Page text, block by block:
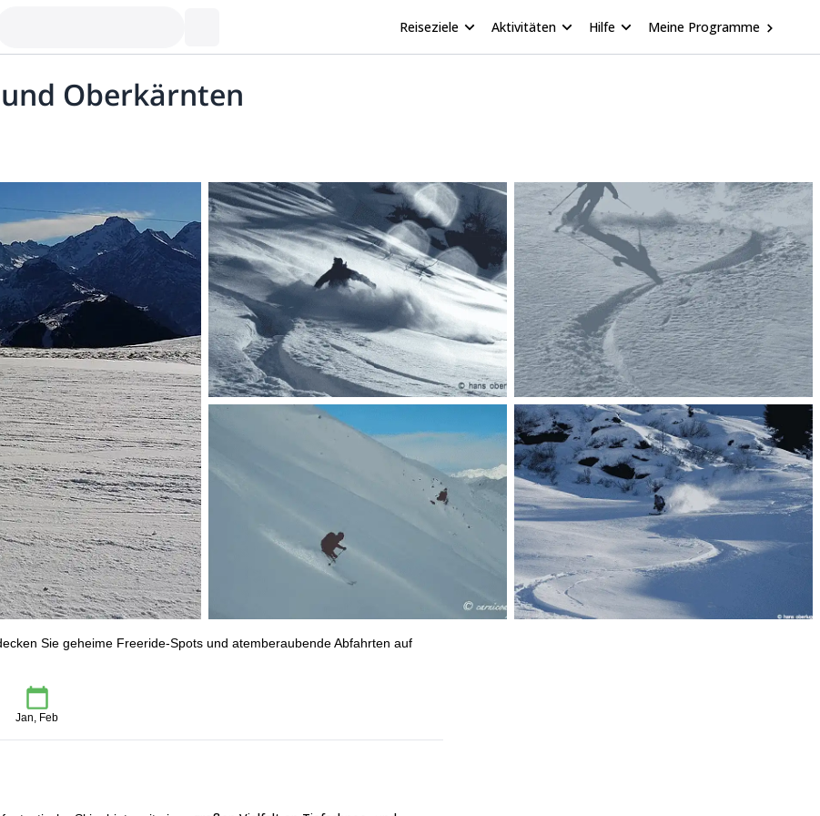
Reiseziele Aktivitäten Hilfe Meine Programme
Oberkärnten
Sie geheime Freeride-Spots und atemberaubende Abfahrten auf
Jan, Feb